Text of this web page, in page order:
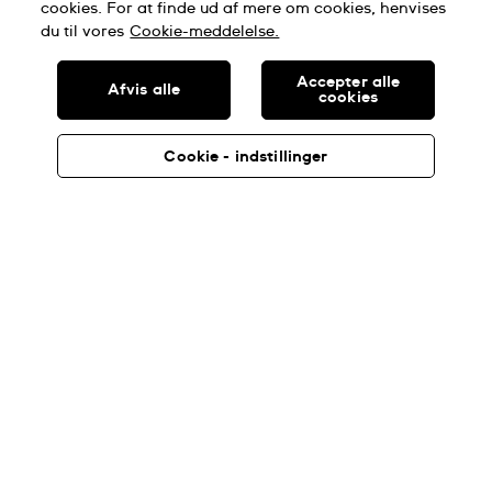
cookies. For at finde ud af mere om cookies, henvises
du til vores Cookie-meddelelse.
Cookie - indstillinger
Afvis alle
Accepter alle
cookies